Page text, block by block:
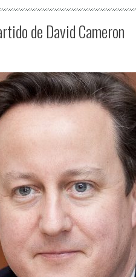
de David Cameron